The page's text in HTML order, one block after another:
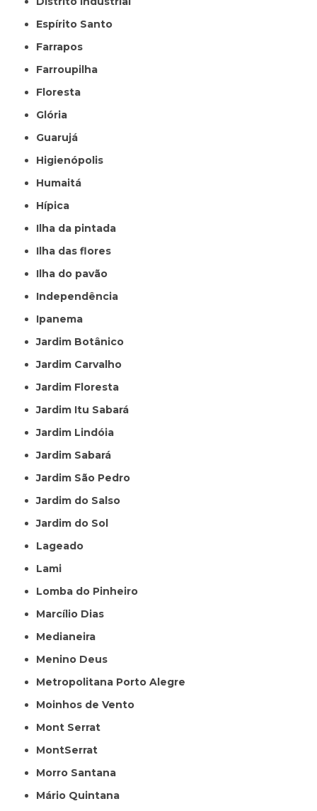
Espírito Santo
Farrapos
Farroupilha
Floresta
Glória
Guarujá
Higienópolis
Humaitá
Hípica
Ilha da pintada
Ilha das flores
Ilha do pavão
Independência
Ipanema
Jardim Botânico
Jardim Carvalho
Jardim Floresta
Jardim Itu Sabará
Jardim Lindóia
Jardim Sabará
Jardim São Pedro
Jardim do Salso
Jardim do Sol
Lageado
Lami
Lomba do Pinheiro
Marcílio Dias
Medianeira
Menino Deus
Metropolitana Porto Alegre
Moinhos de Vento
Mont Serrat
MontSerrat
Morro Santana
Mário Quintana